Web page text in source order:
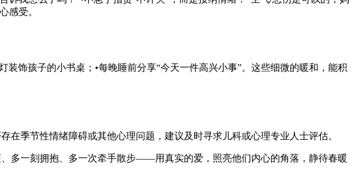
感受。
饰孩子的小书桌；•每晚睡前分享“今天一件高兴小事”。这些细微的暖和，能积
季节性情绪障碍或其他心理问题，建议及时寻求儿科或心理专业人士评估。
多一刻拥抱、多一次牵手散步——用真实的爱，照亮他们内心的角落，静待春暖